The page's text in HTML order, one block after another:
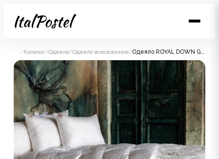
/Каталог/Одеяла/Одеяло всесезонное/ Одеяло ROYAL DOWN GRASS всесезонное 160x220